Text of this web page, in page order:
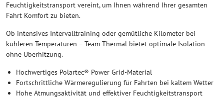
Feuchtigkeitstransport vereint, um Ihnen während Ihrer gesamten
Fahrt Komfort zu bieten.
Ob intensives Intervalltraining oder gemütliche Kilometer bei
kühleren Temperaturen – Team Thermal bietet optimale Isolation
ohne Überhitzung.
Hochwertiges Polartec® Power Grid-Material
Fortschrittliche Wärmeregulierung für Fahrten bei kaltem Wetter
Hohe Atmungsaktivität und effektiver Feuchtigkeitstransport